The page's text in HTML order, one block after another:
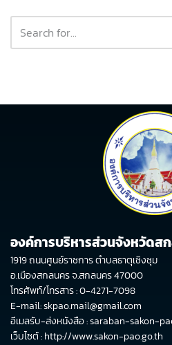
องค์การบริหารส่วนจังหวัดส
1919 ถนนศูนย์ราชการ ตำบลธาตุเชิงชุม
อ.เมืองสกลนคร จ.สกลนคร 47000
โทรศัพท์/โทรสาร : 0-4271-7098
E-mail: skpao.mail@gmail.com
อีเมลรับ-ส่งหนังสือ : saraban-sakon-
เว็บไซต์ :http://www.sakon-pao.go.th